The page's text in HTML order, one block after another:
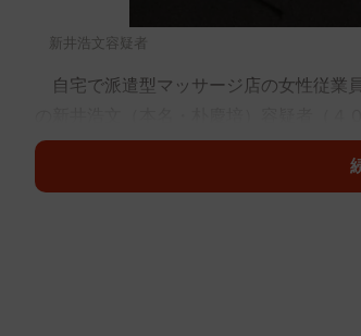
新井浩文容疑者
自宅で派遣型マッサージ店の女性従業
想されるのか。元アイドルで歌手デビュ
た、性犯罪において被害者がこうむる２